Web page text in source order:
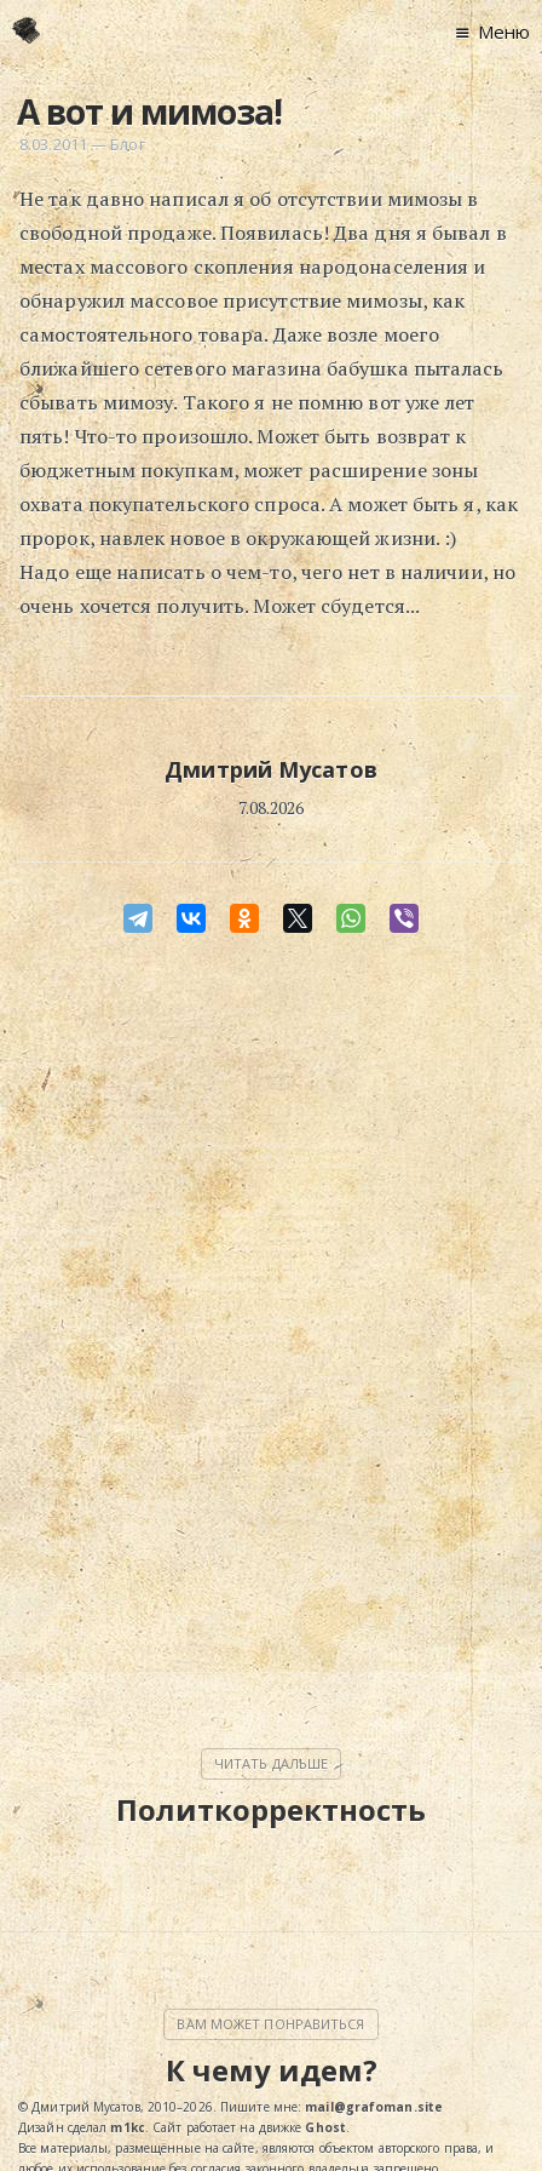
Главная
Новости
Графоманство
* Автотекст
*
* Хронограф
Арт-Рецензии
* Слушать
* Смотреть
* Читать
* По жизни
Блог
⋅
Поиск
Меню
А вот и мимоза!
8.03.2011—Блог
Не так давно написал я об отсутствии мимозы в
свободной продаже. Появилась! Два дня я бывал в
местах массового скопления народонаселения и
обнаружил массовое присутствие мимозы, как
самостоятельного товара. Даже возле моего
ближайшего сетевого магазина бабушка пыталась
сбывать мимозу. Такого я не помню вот уже лет
пять! Что-то произошло. Может быть возврат к
бюджетным покупкам, может расширение зоны
охвата покупательского спроса. А может быть я, как
пророк, навлек новое в окружающей жизни. :)
Надо еще написать о чем-то, чего нет в наличии, но
очень хочется получить. Может сбудется...
Дмитрий Мусатов
7.08.2026
Политкорректность
К чему идем?
© Дмитрий Мусатов, 2010–2026. Пишите мне: mail@grafoman.site
Дизайн сделал m1kc. Сайт работает на движке Ghost.
Все материалы, размещённые на сайте, являются объектом авторского права, и